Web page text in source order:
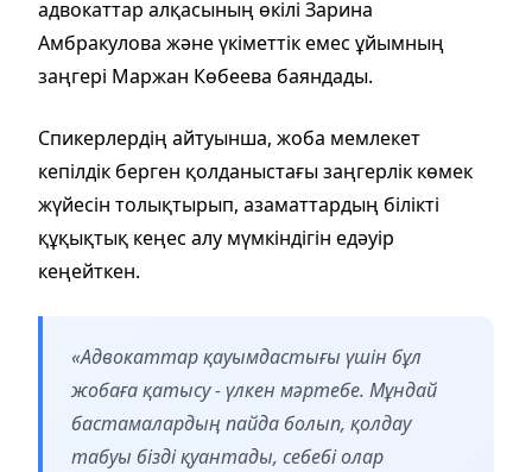
адвокаттар алқасының өкілі Зарина
Амбракулова және үкіметтік емес ұйымның
заңгері Маржан Көбеева баяндады.
Спикерлердің айтуынша, жоба мемлекет
кепілдік берген қолданыстағы заңгерлік көмек
жүйесін толықтырып, азаматтардың білікті
құқықтық кеңес алу мүмкіндігін едәуір
кеңейткен.
«Адвокаттар қауымдастығы үшін бұл
жобаға қатысу - үлкен мәртебе. Мұндай
бастамалардың пайда болып, қолдау
табуы бізді қуантады, себебі олар